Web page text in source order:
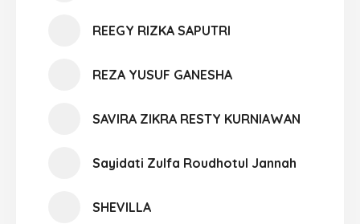
REEGY RIZKA SAPUTRI
REZA YUSUF GANESHA
SAVIRA ZIKRA RESTY KURNIAWAN
Sayidati Zulfa Roudhotul Jannah
SHEVILLA